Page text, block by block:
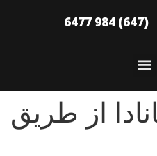
(647) 984 6477
از طریق